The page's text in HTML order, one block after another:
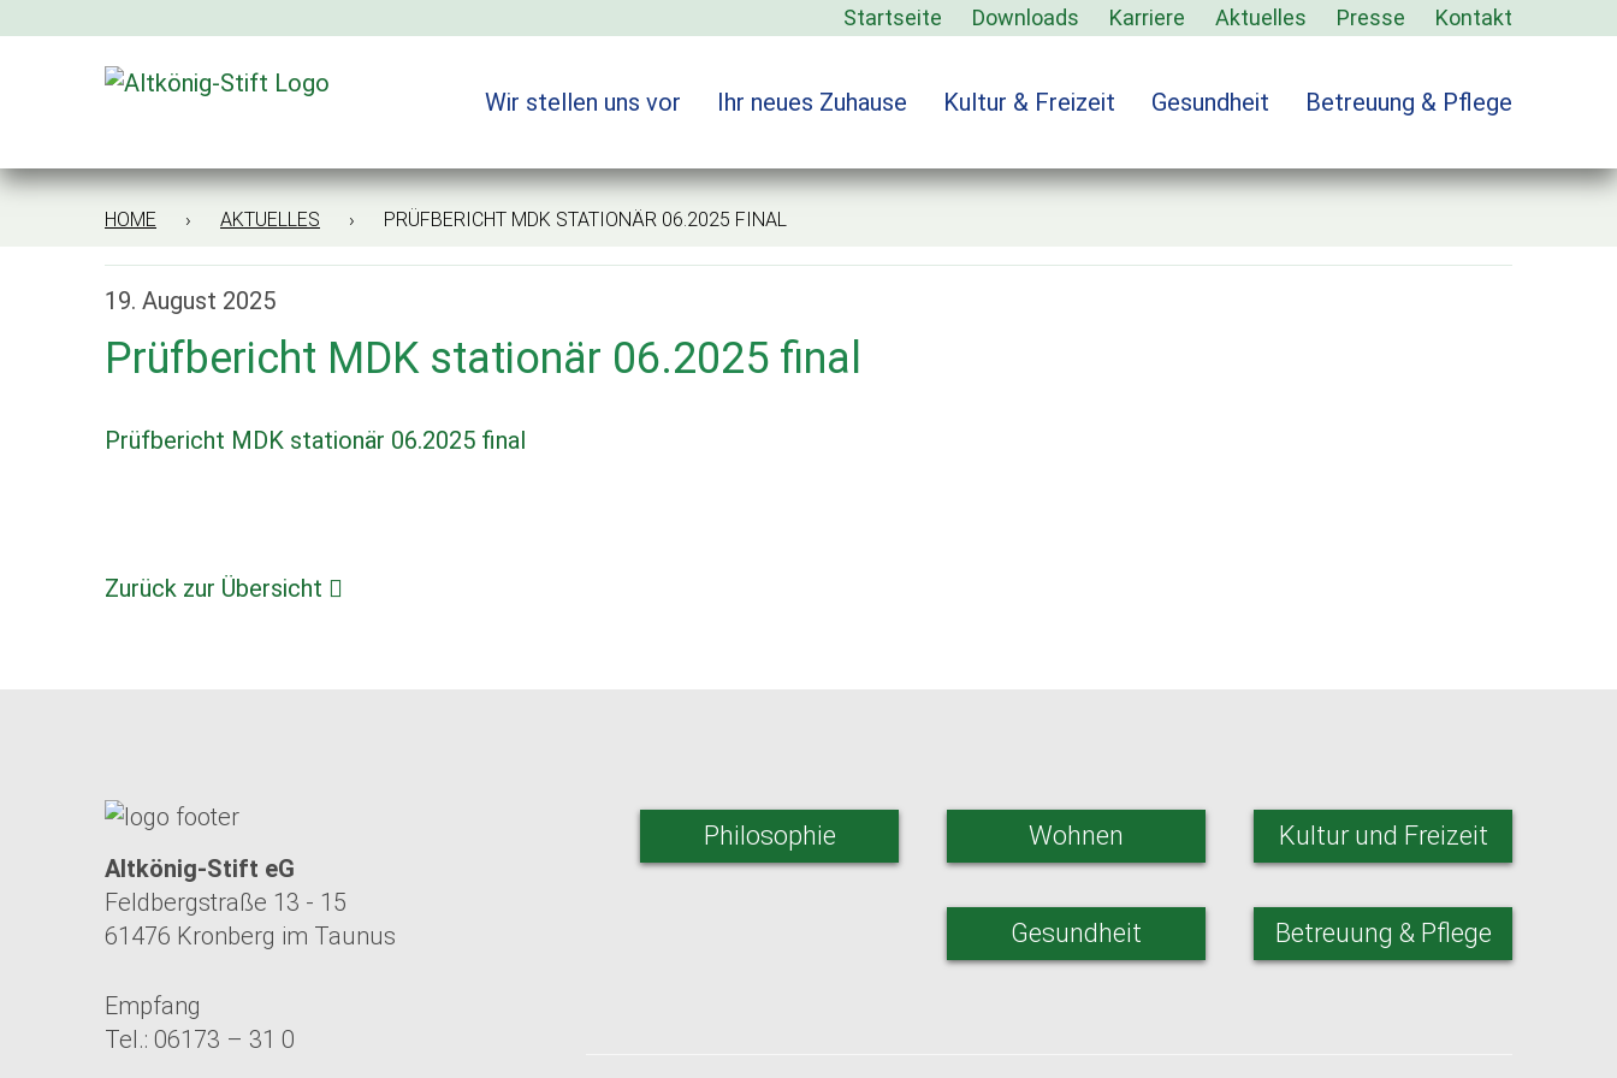
Startseite Downloads Karriere Aktuelles Presse Kontakt
Wir stellen uns vor Ihr neues Zuhause Kultur & Freizeit Gesundheit Betreuung & Pflege
HOME › AKTUELLES › PRÜFBERICHT MDK STATIONÄR 06.2025 FINAL
19. August 2025
Prüfbericht MDK stationär 06.2025 final
Prüfbericht MDK stationär 06.2025 final
Zurück zur Übersicht
Altkönig-Stift eG
Feldbergstraße 13 - 15
61476 Kronberg im Taunus
Empfang
Tel.: 06173 – 31 0
Philosophie Wohnen Kultur und Freizeit
Gesundheit Betreuung & Pflege